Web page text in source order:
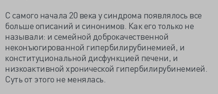
С самого начала 20 века у синдрома появлялось все
больше описаний и синонимов. Как его только не
называли: и семейной доброкачественной
неконъюгированной гипербилирубинемией, и
конституциональной дисфункцией печени, и
низкоактивной хронической гипербилирубинемией.
Суть от этого не менялась.